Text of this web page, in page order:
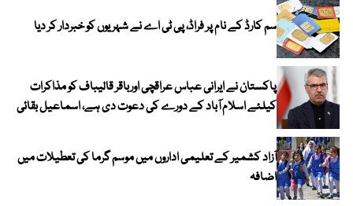
سم کارڈ کے نام پر فراڈ، پی ٹی اے نے شہریوں کو خبردار کر دیا
پاکستان نے ایرانی عباس عراقچی اورباقر قالیباف کو مذاکرات
کیلئے اسلام آباد کے دورے کی دعوت دی ہے، اسماعیل بقائی
آزاد کشمیر کے تعلیمی اداروں میں موسم گرما کی تعطیلات میں
اضافہ